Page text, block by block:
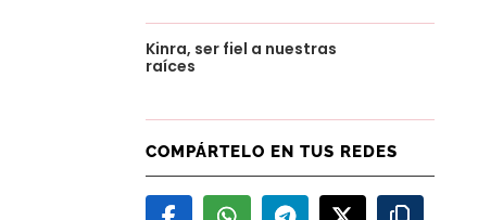
Kinra, ser fiel a nuestras
raíces
COMPÁRTELO EN TUS REDES